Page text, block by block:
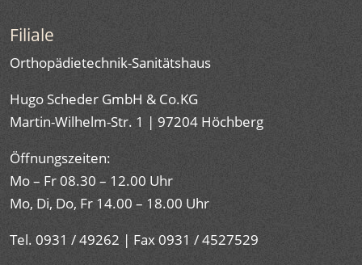
Filiale
Orthopädietechnik-Sanitätshaus
Hugo Scheder GmbH & Co.KG
Martin-Wilhelm-Str. 1 | 97204 Höchberg
Öffnungszeiten:
Mo – Fr 08.30 – 12.00 Uhr
Mo, Di, Do, Fr 14.00 – 18.00 Uhr
Tel. 0931 / 49262 | Fax 0931 / 4527529